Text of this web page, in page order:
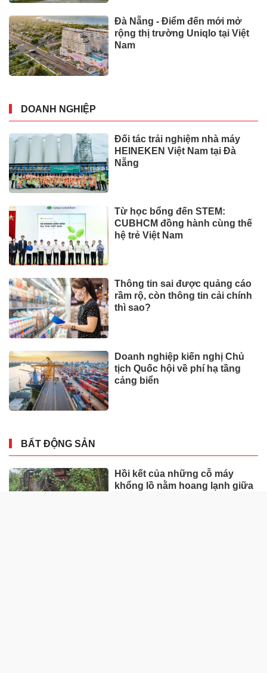
Đà Nẵng - Điểm đến mới mở
rộng thị trường Uniqlo tại Việt
Nam
DOANH NGHIỆP
Đối tác trải nghiệm nhà máy
HEINEKEN Việt Nam tại Đà
Nẵng
Từ học bổng đến STEM:
CUBHCM đồng hành cùng thế
hệ trẻ Việt Nam
Thông tin sai được quảng cáo
rầm rộ, còn thông tin cải chính
thì sao?
Doanh nghiệp kiến nghị Chủ
tịch Quốc hội về phí hạ tầng
cảng biển
BẤT ĐỘNG SẢN
Hồi kết của những cỗ máy
khổng lồ nằm hoang lạnh giữa